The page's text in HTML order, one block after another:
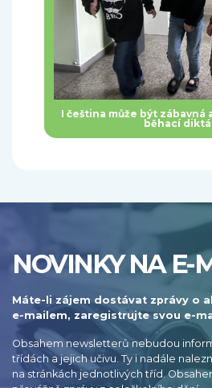
I čeština může být zábavná
běhací
NOVINKY NA E-
Máte-li zájem dostávat zprávy o
e-mailem, zaregistrujte svou e-
Obsahem newsletterů nebudou
třídách a jejich učivu. Ty i nadále
na stránkách jednotlivých tříd.